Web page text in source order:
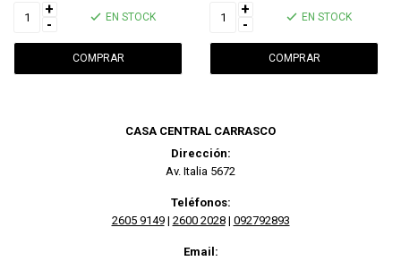
+
-
EN STOCK
+
-
EN STOCK
CASA CENTRAL CARRASCO
Dirección:
Av. Italia 5672
Teléfonos:
2605 9149| 2600 2028| 092792893
Email: